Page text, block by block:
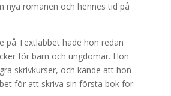
nya romanen och hennes tid på
på Textlabbet hade hon redan
för barn och ungdomar. Hon
skrivkurser, och kände att hon
för att skriva sin första bok för